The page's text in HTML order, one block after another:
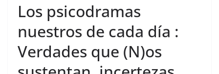
Los psicodramas
nuestros de cada día :
Verdades que (N)os